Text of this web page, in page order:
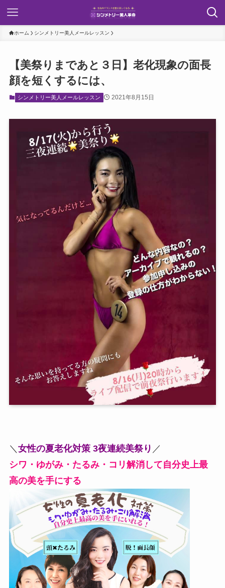
ホーム シンメトリー美人メールレッスン
【美祭りまであと３日】老化現象の面長
顔を短くするには、
シンメトリー美人メールレッスン 2021年8月15日
＼ 女性の夏老化対策 3夜連続美祭り ／
シワ・ゆがみ・たるみ・コリ解消して自分史上最
高の美を手にする